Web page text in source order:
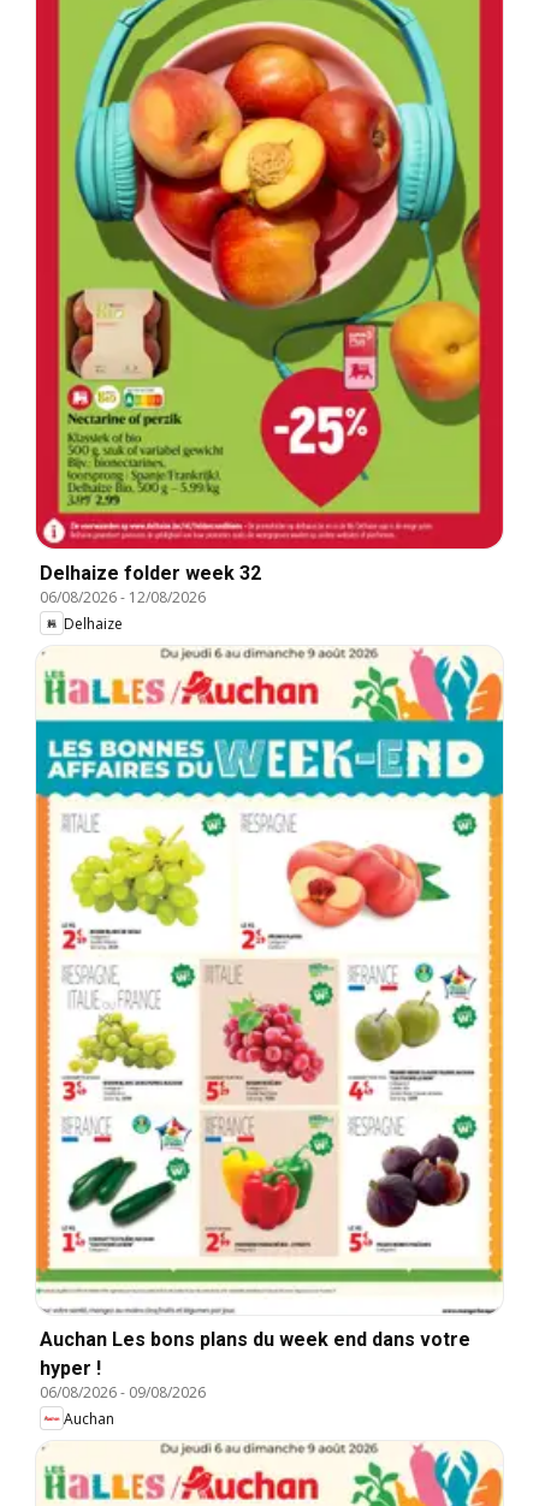
Delhaize folder week 32
06/08/2026- 12/08/2026
Delhaize
Auchan Les bons plans du week end dans votre
hyper !
06/08/2026- 09/08/2026
Auchan